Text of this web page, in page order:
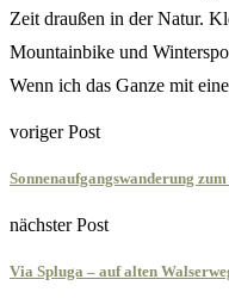
Zeit draußen in der Natur.
Mountainbike und
Wenn ich das Ganze mit
voriger Post
Sonnenaufgangswanderung
nächster Post
Via Spluga – auf alten